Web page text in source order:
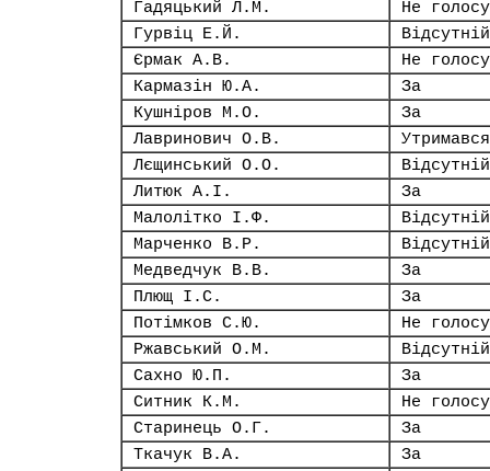
Гадяцький Л.М.
Не
Гурвіц Е.Й.
Відсутній
Єрмак А.В.
Не
Кармазін Ю.А.
За
Кушніров М.О.
За
Лавринович О.В.
Утримався
Лєщинський О.О.
Відсутній
Литюк А.І.
За
Малолітко І.Ф.
Відсутній
Марченко В.Р.
Відсутній
Медведчук В.В.
За
Плющ І.С.
За
Потімков С.Ю.
Не
Ржавський О.М.
Відсутній
Сахно Ю.П.
За
Ситник К.М.
Не
Старинець О.Г.
За
Ткачук В.А.
За